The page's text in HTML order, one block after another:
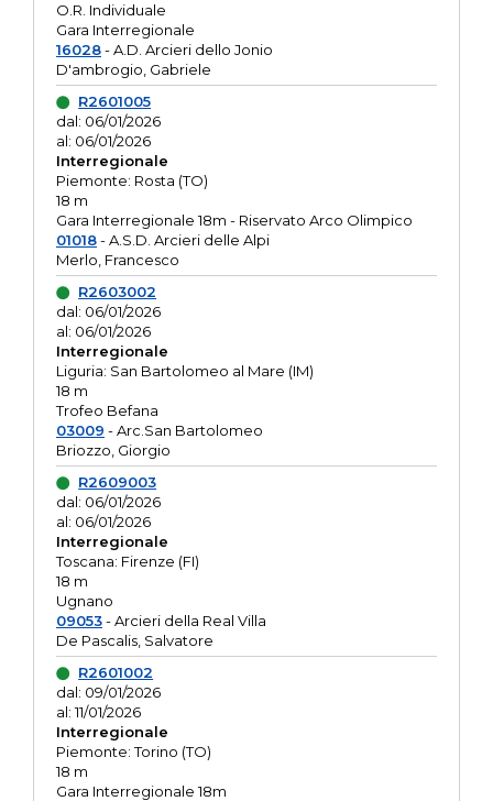
O.R. Individuale
Gara Interregionale
16028- A.D. Arcieri dello Jonio
D'ambrogio, Gabriele
R2601005
dal: 06/01/2026
al: 06/01/2026
Interregionale
Piemonte: Rosta (TO)
18 m
Gara Interregionale 18m - Riservato Arco Olimpico
01018- A.S.D. Arcieri delle Alpi
Merlo, Francesco
R2603002
dal: 06/01/2026
al: 06/01/2026
Interregionale
Liguria: San Bartolomeo al Mare (IM)
18 m
Trofeo Befana
03009 - Arc.San Bartolomeo
Briozzo, Giorgio
R2609003
dal: 06/01/2026
al: 06/01/2026
Interregionale
Toscana: Firenze (FI)
18 m
Ugnano
09053- Arcieri della Real Villa
De Pascalis, Salvatore
R2601002
dal: 09/01/2026
al: 11/01/2026
Interregionale
Piemonte: Torino (TO)
18 m
Gara Interregionale 18m